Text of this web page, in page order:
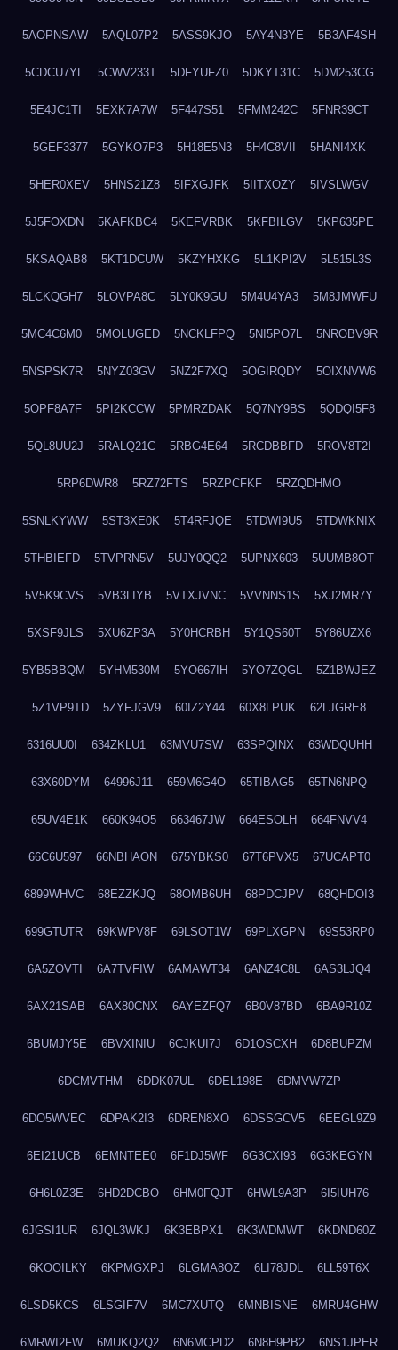
5AOPNSAW 5AQL07P2 5ASS9KJO 5AY4N3YE 5B3AF4SH
5CDCU7YL 5CWV233T 5DFYUFZ0 5DKYT31C 5DM253CG
5E4JC1TI 5EXK7A7W 5F447S51 5FMM242C 5FNR39CT
5GEF3377 5GYKO7P3 5H18E5N3 5H4C8VII 5HANI4XK
5HER0XEV 5HNS21Z8 5IFXGJFK 5IITXOZY 5IVSLWGV
5J5FOXDN 5KAFKBC4 5KEFVRBK 5KFBILGV 5KP635PE
5KSAQAB8 5KT1DCUW 5KZYHXKG 5L1KPI2V 5L515L3S
5LCKQGH7 5LOVPA8C 5LY0K9GU 5M4U4YA3 5M8JMWFU
5MC4C6M0 5MOLUGED 5NCKLFPQ 5NI5PO7L 5NROBV9R
5NSPSK7R 5NYZ03GV 5NZ2F7XQ 5OGIRQDY 5OIXNVW6
5OPF8A7F 5PI2KCCW 5PMRZDAK 5Q7NY9BS 5QDQI5F8
5QL8UU2J 5RALQ21C 5RBG4E64 5RCDBBFD 5ROV8T2I
5RP6DWR8 5RZ72FTS 5RZPCFKF 5RZQDHMO
5SNLKYWW 5ST3XE0K 5T4RFJQE 5TDWI9U5 5TDWKNIX
5THBIEFD 5TVPRN5V 5UJY0QQ2 5UPNX603 5UUMB8OT
5V5K9CVS 5VB3LIYB 5VTXJVNC 5VVNNS1S 5XJ2MR7Y
5XSF9JLS 5XU6ZP3A 5Y0HCRBH 5Y1QS60T 5Y86UZX6
5YB5BBQM 5YHM530M 5YO667IH 5YO7ZQGL 5Z1BWJEZ
5Z1VP9TD 5ZYFJGV9 60IZ2Y44 60X8LPUK 62LJGRE8
6316UU0I 634ZKLU1 63MVU7SW 63SPQINX 63WDQUHH
63X60DYM 64996J11 659M6G4O 65TIBAG5 65TN6NPQ
65UV4E1K 660K94O5 663467JW 664ESOLH 664FNVV4
66C6U597 66NBHAON 675YBKS0 67T6PVX5 67UCAPT0
6899WHVC 68EZZKJQ 68OMB6UH 68PDCJPV 68QHDOI3
699GTUTR 69KWPV8F 69LSOT1W 69PLXGPN 69S53RP0
6A5ZOVTI 6A7TVFIW 6AMAWT34 6ANZ4C8L 6AS3LJQ4
6AX21SAB 6AX80CNX 6AYEZFQ7 6B0V87BD 6BA9R10Z
6BUMJY5E 6BVXINIU 6CJKUI7J 6D1OSCXH 6D8BUPZM
6DCMVTHM 6DDK07UL 6DEL198E 6DMVW7ZP
6DO5WVEC 6DPAK2I3 6DREN8XO 6DSSGCV5 6EEGL9Z9
6EI21UCB 6EMNTEE0 6F1DJ5WF 6G3CXI93 6G3KEGYN
6H6L0Z3E 6HD2DCBO 6HM0FQJT 6HWL9A3P 6I5IUH76
6JGSI1UR 6JQL3WKJ 6K3EBPX1 6K3WDMWT 6KDND60Z
6KOOILKY 6KPMGXPJ 6LGMA8OZ 6LI78JDL 6LL59T6X
6LSD5KCS 6LSGIF7V 6MC7XUTQ 6MNBISNE 6MRU4GHW
6MRWI2FW 6MUKQ2Q2 6N6MCPD2 6N8H9PB2 6NS1JPER